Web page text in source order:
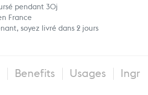
pendant 30j
France
soyez livré dans 2 jours
Benefits Usages